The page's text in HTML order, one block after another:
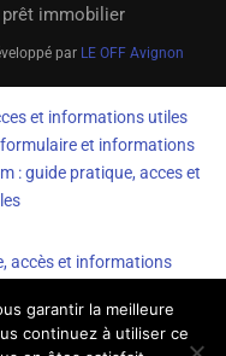
immobilier
par LE OFF Avignon
et informations utiles
et informations
: guide pratique, acces et
accès et informations
: guide
utiles
garantir la meilleure
continuez à utiliser ce